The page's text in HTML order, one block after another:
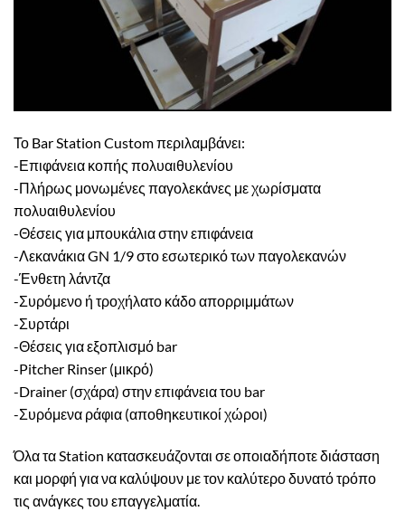
Το Bar Station Custom περιλαμβάνει:
-Επιφάνεια κοπής πολυαιθυλενίου
-Πλήρως μονωμένες παγολεκάνες με χωρίσματα
πολυαιθυλενίου
-Θέσεις για μπουκάλια στην επιφάνεια
-Λεκανάκια GN 1/9 στο εσωτερικό των παγολεκανών
-Ένθετη λάντζα
-Συρόμενο ή τροχήλατο κάδο απορριμμάτων
-Συρτάρι
-Θέσεις για εξοπλισμό bar
-Pitcher Rinser (μικρό)
-Drainer (σχάρα) στην επιφάνεια του bar
-Συρόμενα ράφια (αποθηκευτικοί χώροι)
Όλα τα Station κατασκευάζονται σε οποιαδήποτε διάσταση
και μορφή για να καλύψουν με τον καλύτερο δυνατό τρόπο
τις ανάγκες του επαγγελματία.